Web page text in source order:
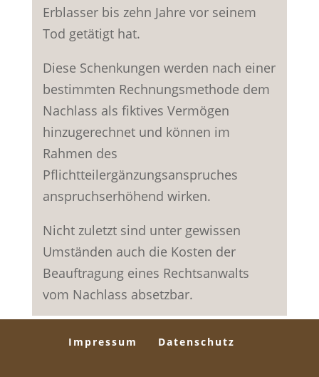
Erblasser bis zehn Jahre vor seinem
Tod getätigt hat.
Diese Schenkungen werden nach einer
bestimmten Rechnungsmethode dem
Nachlass als fiktives Vermögen
hinzugerechnet und können im
Rahmen des
Pflichtteilergänzungsanspruches
anspruchserhöhend wirken.
Nicht zuletzt sind unter gewissen
Umständen auch die Kosten der
Beauftragung eines Rechtsanwalts
vom Nachlass absetzbar.
Impressum Datenschutz